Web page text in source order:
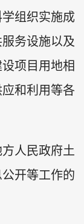
组织实施成
务设施以及
项目用地相
和利用等各
人民政府土
开等工作的